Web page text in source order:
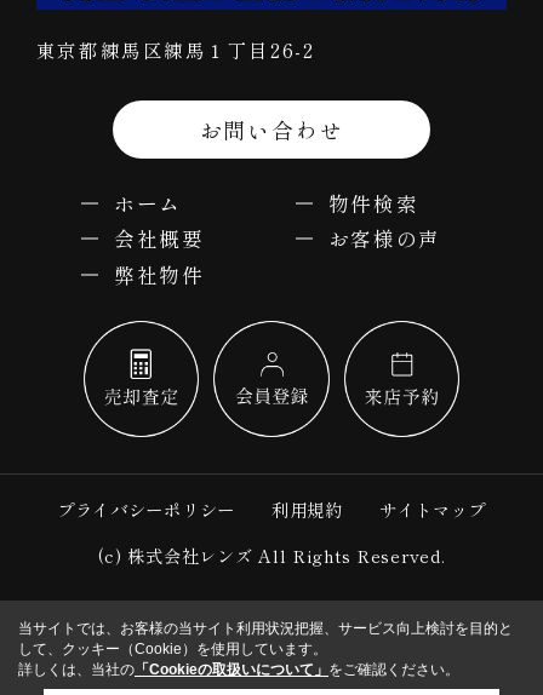
東京都練馬区練馬１丁目26-2
お問い合わせ
ホーム
物件検索
会社概要
お客様の声
弊社物件
プライバシーポリシー 利用規約
サイトマップ
(c) 株式会社レンズ All Rights Reserved.
当サイトでは、お客様の当サイト利用状況把握、サービス向上検討を目的と
して、クッキー（Cookie）を使用しています。
詳しくは、当社の 「Cookieの取扱いについて」 をご確認ください。